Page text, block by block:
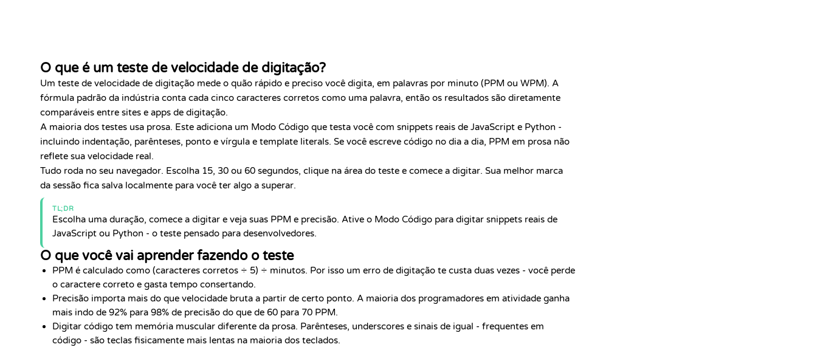
O que é um teste de velocidade de digitação?
Um teste de velocidade de digitação mede o quão rápido e preciso você digita, em palavras por minuto (PPM ou WPM). A
fórmula padrão da indústria conta cada cinco caracteres corretos como uma palavra, então os resultados são diretamente
comparáveis entre sites e apps de digitação.
A maioria dos testes usa prosa. Este adiciona um Modo Código que testa você com snippets reais de JavaScript e Python -
incluindo indentação, parênteses, ponto e vírgula e template literals. Se você escreve código no dia a dia, PPM em prosa não
reflete sua velocidade real.
Tudo roda no seu navegador. Escolha 15, 30 ou 60 segundos, clique na área do teste e comece a digitar. Sua melhor marca
da sessão fica salva localmente para você ter algo a superar.
TL;DR
Escolha uma duração, comece a digitar e veja suas PPM e precisão. Ative o Modo Código para digitar snippets reais de
JavaScript ou Python - o teste pensado para desenvolvedores.
O que você vai aprender fazendo o teste
PPM é calculado como (caracteres corretos ÷ 5) ÷ minutos. Por isso um erro de digitação te custa duas vezes - você perde
o caractere correto e gasta tempo consertando.
Precisão importa mais do que velocidade bruta a partir de certo ponto. A maioria dos programadores em atividade ganha
mais indo de 92% para 98% de precisão do que de 60 para 70 PPM.
Digitar código tem memória muscular diferente da prosa. Parênteses, underscores e sinais de igual - frequentes em
código - são teclas fisicamente mais lentas na maioria dos teclados.